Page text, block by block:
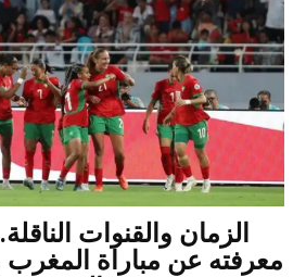
الزمان والقنوات
معرفته عن مباراة المغرب